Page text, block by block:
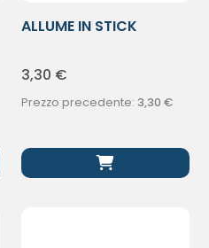
ALLUME IN STICK
3,30 €
Prezzo precedente: 3,30 €